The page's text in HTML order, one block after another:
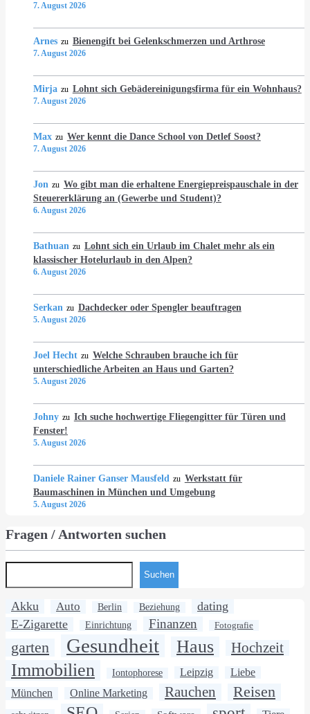
7. August 2026
Arnes zu Bienengift bei Gelenkschmerzen und Arthrose
7. August 2026
Mirja zu Lohnt sich Gebädereinigungsfirma für ein Wohnhaus?
7. August 2026
Max zu Wer kennt die Dance School von Detlef Soost?
7. August 2026
Jon zu Wo gibt man die erhaltene Energiepreispauschale in der
Steuererklärung an (Gewerbe und Student)?
6. August 2026
Bathuan zu Lohnt sich ein Urlaub im Chalet mehr als ein
klassischer Hotelurlaub in den Alpen?
6. August 2026
Serkan zu Dachdecker oder Spengler beauftragen
5. August 2026
Joel Hecht zu Welche Schrauben brauche ich für
unterschiedliche Arbeiten an Haus und Garten?
5. August 2026
Johny zu Ich suche hochwertige Fliegengitter für Türen und
Fenster!
5. August 2026
Daniele Rainer Ganser Mausfeld zu Werkstatt für
Baumaschinen in München und Umgebung
5. August 2026
Fragen / Antworten suchen
Suchen
Akku Auto Berlin Beziehung
dating
E-Zigarette
Einrichtung Finanzen Fotografie
garten Gesundheit Haus Hochzeit
Immobilien Iontophorese Leipzig Liebe
München Online Marketing Rauchen Reisen